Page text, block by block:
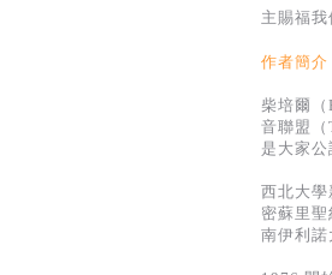
主賜福
作者簡介
柴培爾
音聯盟
是大家公
西北大學
密蘇里
南伊利